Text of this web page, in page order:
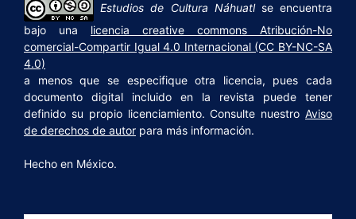
Estudios de Cultura Náhuatlse encuentra
bajo una licencia creative commons Atribución-No
comercial-Compartir Igual 4.0 Internacional (CC BY-NC-SA
4.0)
a menos que se especifique otra licencia, pues cada
documento digital incluido en la revista puede tener
definido su propio licenciamiento. Consulte nuestro Aviso
de derechos de autor para más información.
Hecho en México.